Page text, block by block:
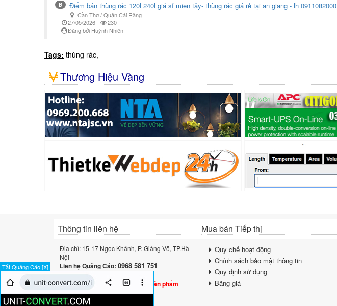
B Điểm bán thùng rác 120l 240l giá sỉ miền tây- thùng rác giá rẻ tại an giang - lh 0911082000
Cần Thơ / Quận Cái Răng
27/05/2026
230
Đăng bởi Huỳnh Nhiên
Tags: thùng rác,
Thương Hiệu Vàng
Thông tin liên hệ Mua bán Tiếp thị
Địa chỉ: 15-17 Ngọc Khánh, P. Giảng Võ, TP.Hà
Nội
Liên hệ Quảng Cáo: 0968 581 751
Lưu ý:
Sàn không trực tiếp bán bất kỳ sản phẩm
nào nhé
Email:contact@muabantiepthi.net
Quy chế hoạt động
Chính sách bảo mật thông tin
Quy định sử dụng
Bảng giá
Tắt Quảng Cáo [X]